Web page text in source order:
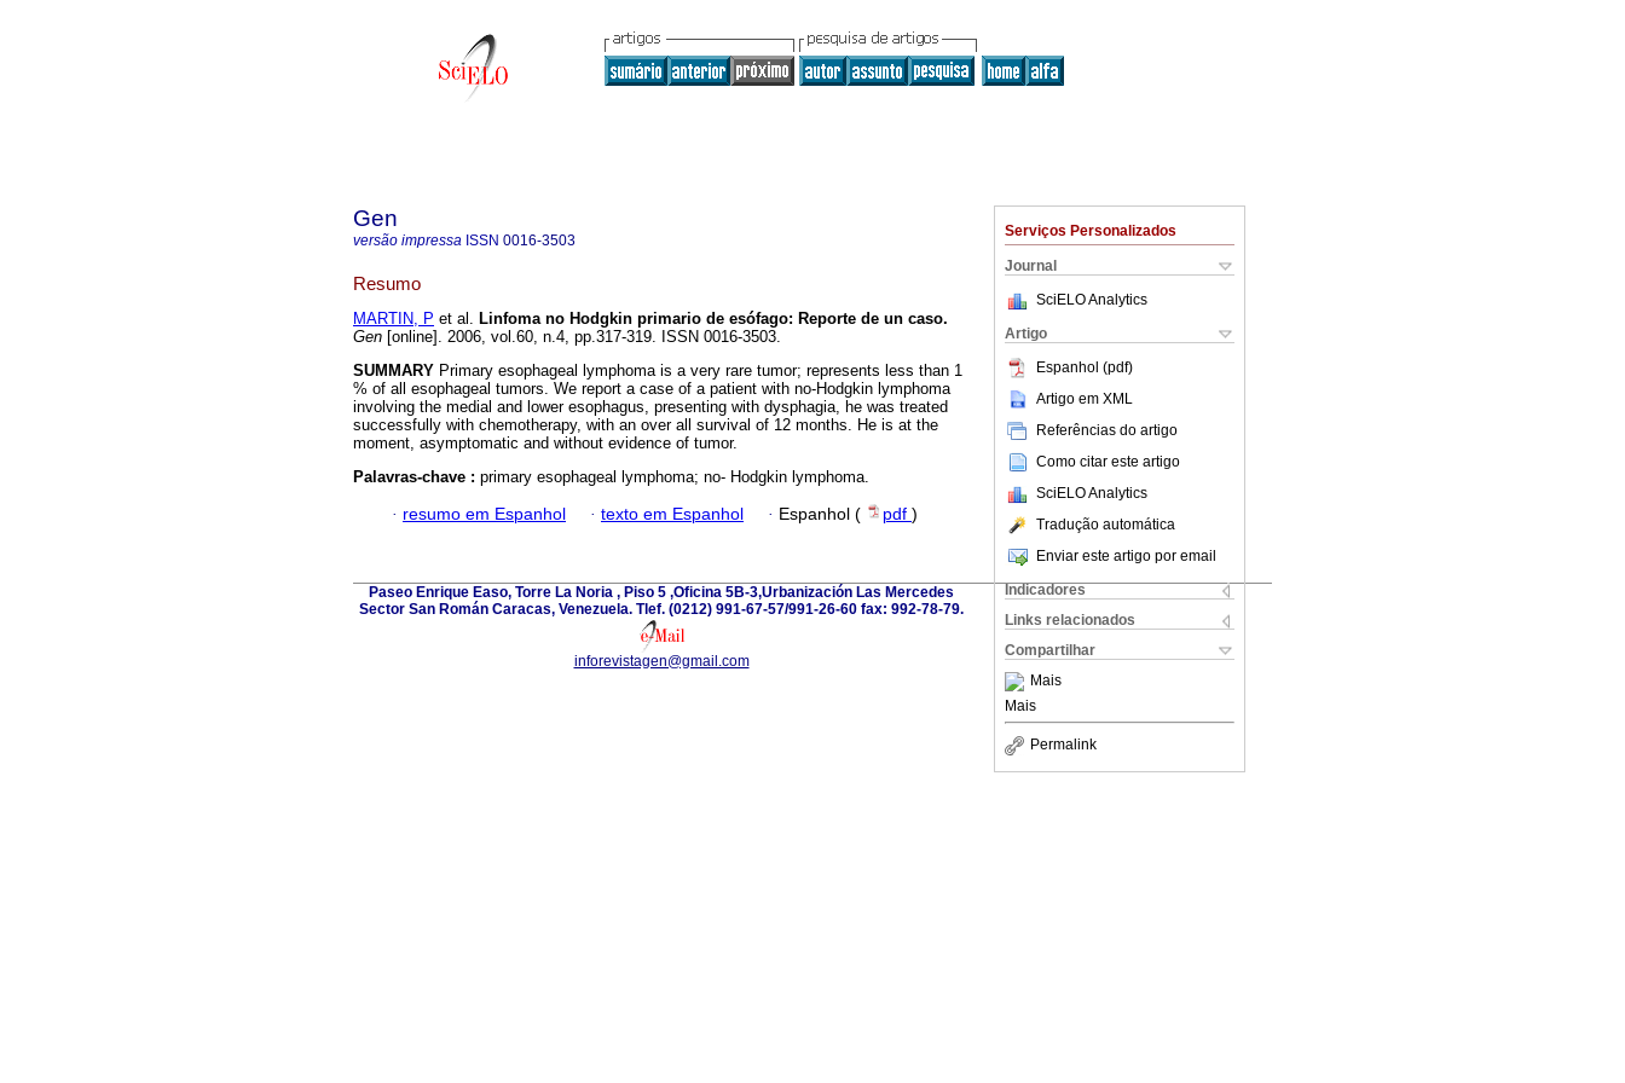
Serviços Personalizados
Journal
SciELO Analytics
Artigo
Espanhol (pdf)
Artigo em XML
Referências do artigo
Como citar este artigo
SciELO Analytics
Tradução automática
Enviar este artigo por email
Indicadores
Links relacionados
Compartilhar
Mais
Mais
Permalink
Gen
versão impressa ISSN 0016-3503
Resumo
MARTIN, P et al. Linfoma no Hodgkin primario de esófago: Reporte de un caso.
Gen [online]. 2006, vol.60, n.4, pp.317-319. ISSN 0016-3503.
SUMMARY Primary esophageal lymphoma is a very rare tumor; represents less than 1
% of all esophageal tumors. We report a case of a patient with no-Hodgkin lymphoma
involving the medial and lower esophagus, presenting with dysphagia, he was treated
successfully with chemotherapy, with an over all survival of 12 months. He is at the
moment, asymptomatic and without evidence of tumor.
Palavras-chave : primary esophageal lymphoma; no- Hodgkin lymphoma.
· resumo em Espanhol · texto em Espanhol · Espanhol ( pdf )
Paseo Enrique Easo, Torre La Noria , Piso 5 ,Oficina 5B-3,Urbanización Las Mercedes
Sector San Román Caracas, Venezuela. Tlef. (0212) 991-67-57/991-26-60 fax: 992-78-79.
inforevistagen@gmail.com